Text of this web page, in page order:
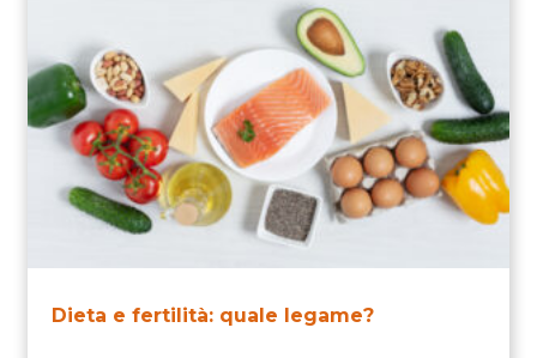
Dieta e fertilità: quale legame?